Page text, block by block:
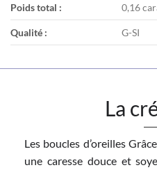
Poids total : 0,16
Qualité : G-SI
La
Les boucles d’oreilles
une caresse douce et